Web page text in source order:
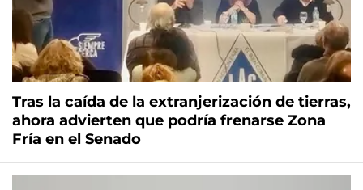
Tras la caída de la extranjerización de tierras,
ahora advierten que podría frenarse Zona
Fría en el Senado